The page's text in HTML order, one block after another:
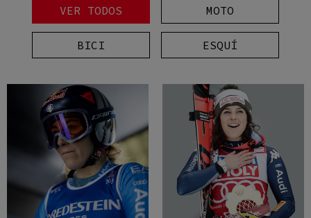
VER TODOS MOTO
BICI ESQUÍ